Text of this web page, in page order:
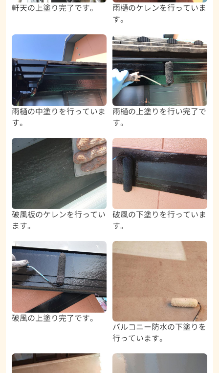
軒天の上塗り完了です。
雨樋のケレンを行っていま
す。
雨樋の中塗りを行っていま
す。
雨樋の上塗りを行い完了で
す。
破風板のケレンを行ってい
ます。
破風の下塗りを行っていま
す。
破風の上塗り完了です。
バルコニー防水の下塗りを
行っています。